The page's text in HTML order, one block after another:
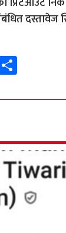
दस्तावेज
ar